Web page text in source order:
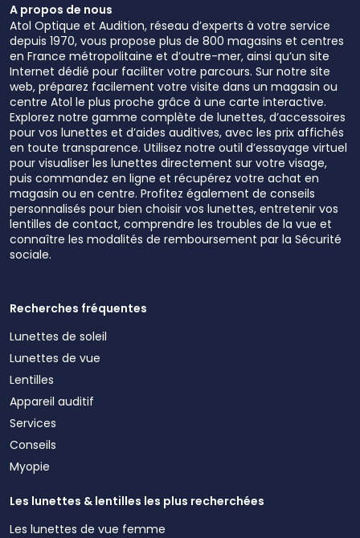
A propos de nous
Atol Optique et Audition, réseau d’experts à votre service
depuis 1970, vous propose plus de 800 magasins et centres
en France métropolitaine et d’outre-mer, ainsi qu’un site
Internet dédié pour faciliter votre parcours. Sur notre site
web, préparez facilement votre visite dans un magasin ou
centre Atol le plus proche grâce à une carte interactive.
Explorez notre gamme complète de lunettes, d’accessoires
pour vos lunettes et d’aides auditives, avec les prix affichés
en toute transparence. Utilisez notre outil d’essayage virtuel
pour visualiser les lunettes directement sur votre visage,
puis commandez en ligne et récupérez votre achat en
magasin ou en centre. Profitez également de conseils
personnalisés pour bien choisir vos lunettes, entretenir vos
lentilles de contact, comprendre les troubles de la vue et
connaître les modalités de remboursement par la Sécurité
sociale.
Recherches fréquentes
Lunettes de soleil
Lunettes de vue
Lentilles
Appareil auditif
Services
Conseils
Myopie
Les lunettes & lentilles les plus recherchées
Les lunettes de vue femme